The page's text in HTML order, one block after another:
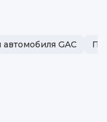
GAC